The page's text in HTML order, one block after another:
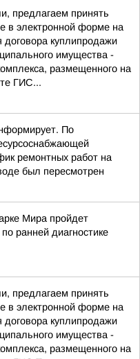
предлагаем принять
в электронной форме на
договора куплипродажи
имущества -
размещенного на
ГИС...
По
ремонтных работ на
был пересмотрен
Мира пройдет
ранней диагностике
предлагаем принять
в электронной форме на
договора куплипродажи
имущества -
размещенного на